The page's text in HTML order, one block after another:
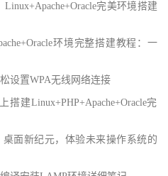
完美环境搭建
环境完整搭建教程：一
设置WPA无线网络连接
搭建Linux+PHP+Apache+Oracle完
面新纪元，体验未来操作系统的